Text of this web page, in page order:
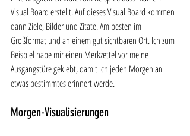
Visual Board erstellt. Auf dieses Visual Board kommen
dann Ziele, Bilder und Zitate. Am besten im
Großformat und an einem gut sichtbaren Ort. Ich zum
Beispiel habe mir einen Merkzettel vor meine
Ausgangstüre geklebt, damit ich jeden Morgen an
etwas bestimmtes erinnert werde.
Morgen-Visualisierungen